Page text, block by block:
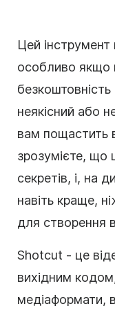
Цей
особливо якщо
неякісний або
вам пощастить
зрозумієте, що
секретів, і, на
навіть краще,
для створення
Shotcut - це
вихідним
медіаформати,